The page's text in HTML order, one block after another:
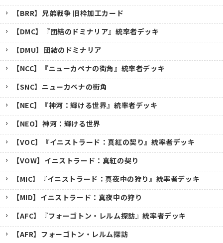
【BRR】兄弟戦争 旧枠加工カード
【DMC】『団結のドミナリア』統率者デッキ
【DMU】団結のドミナリア
【NCC】『ニューカペナの街角』統率者デッキ
【SNC】ニューカペナの街角
【NEC】『神河：輝ける世界』統率者デッキ
【NEO】神河：輝ける世界
【VOC】『イニストラード：真紅の契り』統率者デッキ
【VOW】イニストラード：真紅の契り
【MIC】『イニストラード：真夜中の狩り』統率者デッキ
【MID】イニストラード：真夜中の狩り
【AFC】『フォーゴトン・レルム探訪』統率者デッキ
【AFR】フォーゴトン・レルム探訪